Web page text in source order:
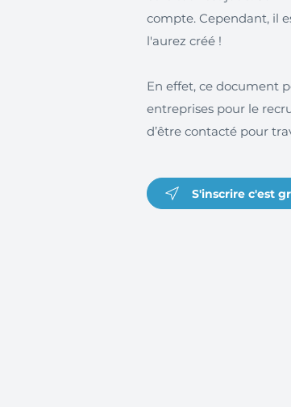
compte. Cependant, il
l'aurez créé !
En effet, ce document
entreprises pour le
d’être contacté pour
S'inscrire c'est